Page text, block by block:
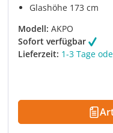
Glashöhe 173 cm
Modell: AKPO
Sofort verfügbar
Lieferzeit: 1-3 Tage